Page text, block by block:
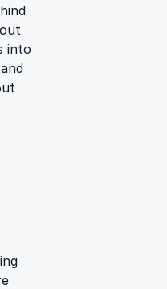
into